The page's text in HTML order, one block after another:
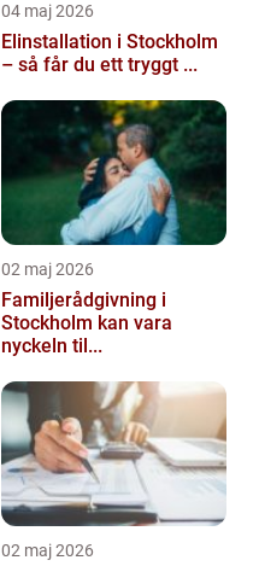
04 maj 2026
Elinstallation i Stockholm
– så får du ett tryggt ...
02 maj 2026
Familjerådgivning i
Stockholm kan vara
nyckeln til...
02 maj 2026